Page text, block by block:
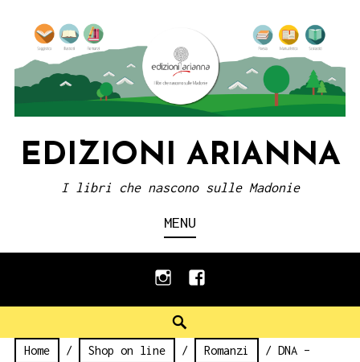
content
EDIZIONI ARIANNA
I libri che nascono sulle Madonie
MENU
instagramfacebook
Home / Shop on line / Romanzi
/ DNA –